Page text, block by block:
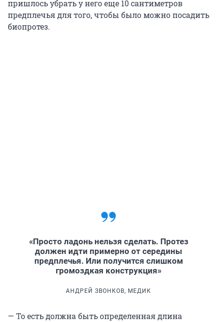
пришлось убрать у него еще 10 сантиметров
предплечья для того, чтобы было можно посадить
биопротез.
«Просто ладонь нельзя сделать. Протез
должен идти примерно от середины
предплечья. Или получится слишком
громоздкая конструкция»
АНДРЕЙ ЗВОНКОВ, МЕДИК
— То есть должна быть определенная длина